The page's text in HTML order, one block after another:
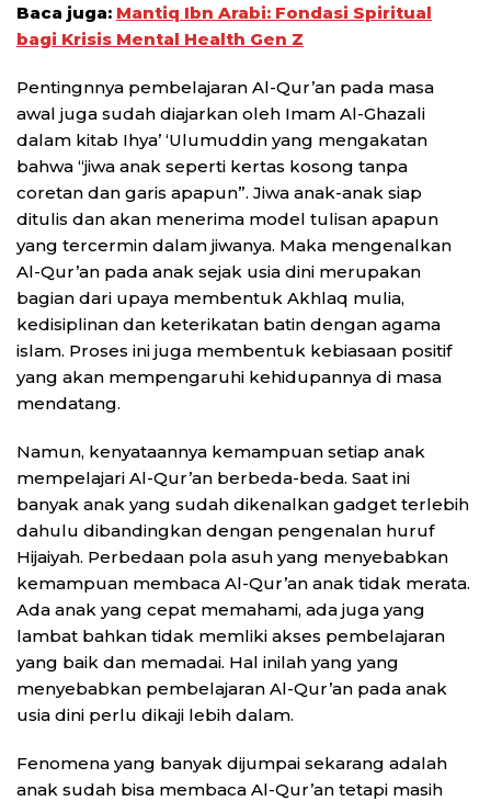
Baca juga: Mantiq Ibn Arabi: Fondasi Spiritual
bagi Krisis Mental Health Gen Z
Pentingnnya pembelajaran Al-Qur’an pada masa
awal juga sudah diajarkan oleh Imam Al-Ghazali
dalam kitab Ihya’ ‘Ulumuddin yang mengakatan
bahwa “jiwa anak seperti kertas kosong tanpa
coretan dan garis apapun”. Jiwa anak-anak siap
ditulis dan akan menerima model tulisan apapun
yang tercermin dalam jiwanya. Maka mengenalkan
Al-Qur’an pada anak sejak usia dini merupakan
bagian dari upaya membentuk Akhlaq mulia,
kedisiplinan dan keterikatan batin dengan agama
islam. Proses ini juga membentuk kebiasaan positif
yang akan mempengaruhi kehidupannya di masa
mendatang.
Namun, kenyataannya kemampuan setiap anak
mempelajari Al-Qur’an berbeda-beda. Saat ini
banyak anak yang sudah dikenalkan gadget terlebih
dahulu dibandingkan dengan pengenalan huruf
Hijaiyah. Perbedaan pola asuh yang menyebabkan
kemampuan membaca Al-Qur’an anak tidak merata.
Ada anak yang cepat memahami, ada juga yang
lambat bahkan tidak memliki akses pembelajaran
yang baik dan memadai. Hal inilah yang yang
menyebabkan pembelajaran Al-Qur’an pada anak
usia dini perlu dikaji lebih dalam.
Fenomena yang banyak dijumpai sekarang adalah
anak sudah bisa membaca Al-Qur’an tetapi masih